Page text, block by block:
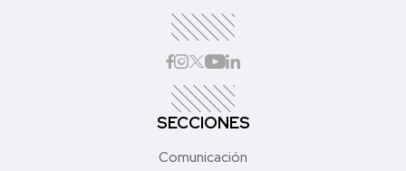
SECCIONES
Comunicación